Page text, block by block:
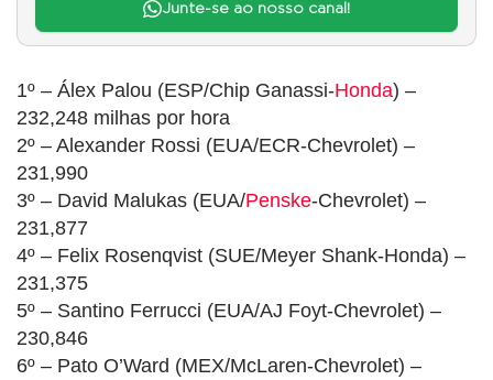
Junte-se ao nosso canal!
1º – Álex Palou (ESP/Chip Ganassi-Honda) –
232,248 milhas por hora
2º – Alexander Rossi (EUA/ECR-Chevrolet) –
231,990
3º – David Malukas (EUA/Penske-Chevrolet) –
231,877
4º – Felix Rosenqvist (SUE/Meyer Shank-Honda) –
231,375
5º – Santino Ferrucci (EUA/AJ Foyt-Chevrolet) –
230,846
6º – Pato O’Ward (MEX/McLaren-Chevrolet) –